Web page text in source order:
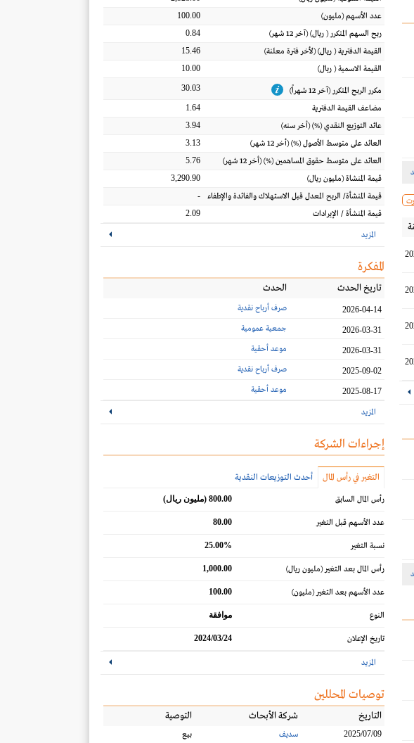
عدد الأسهم(مليون)
100.00
ربح السهم المتكرر( ريال) (آخر 12 شهر)
0.84
القيمة الدفترية( ريال) (لأخر فترة معلنة)
15.46
القيمة الاسمية( ريال)
10.00
مكرر الربح المتكرر (آخر 12 شهراً) 30.03
مضاعف القيمة الدفترية
1.64
عائد التوزيع النقدي(%) (أخر سنه)
3.94
العائد على متوسط الأصول(%) (أخر 12 شهر)
3.13
العائد على متوسط حقوق المساهمين(%) (أخر 12 شهر)
5.76
قيمة المنشاة(مليون ريال)
3,290.90
قيمة المنشأة/ الربح المعدل قبل الاستهلاك والفائدة والإطفاء
-
قيمة المنشأة / الإيرادات
2.09
المزيد
المفكرة
تاريخ الحدث الحدث
2026-04-14 صرف أرباح نقدية
2026-03-31 جمعية عمومية
2026-03-31 موعد أحقية
2025-09-02 صرف أرباح نقدية
2025-08-17 موعد أحقية
المزيد
إجراءات الشركة
التغير في رأس المال أحدث التوزيعات النقدية
رأس المال السابق 800.00 (مليون ريال)
عدد الأسهم قبل التغير 80.00
نسبة التغير 25.00%
رأس المال بعد التغير(مليون ريال) 1,000.00
عدد الأسهم بعد التغير(مليون) 100.00
النوع موافقة
تاريخ الإعلان 2024/03/24
المزيد
توصيات المحللين
التاريخ شركة الأبحاث التوصية
2025/07/09 سديف
بيع